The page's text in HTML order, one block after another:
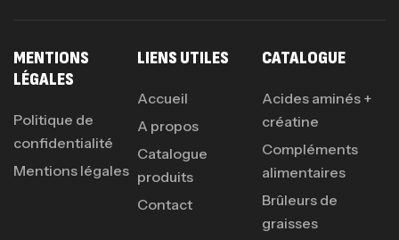
MENTIONS
LÉGALES
Politique de
confidentialité
Mentions légales
LIENS UTILES
Accueil
A propos
Catalogue
produits
Contact
CATALOGUE
Acides aminés +
créatine
Compléments
alimentaires
Brûleurs de
graisses